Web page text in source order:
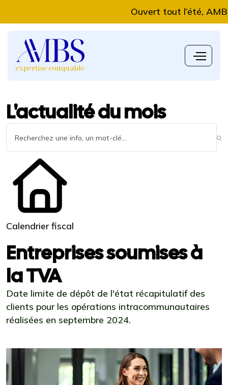
Ouvert tout l’été, AMBS
L'actualité du mois
Calendrier fiscal
Entreprises soumises à
la TVA
Date limite de dépôt de l'état récapitulatif des
clients pour les opérations intracommunautaires
réalisées en septembre 2024.